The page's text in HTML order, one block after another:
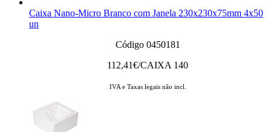
Caixa Nano-Micro Branco com Janela 230x230x75mm 4x50
un
Código 0450181
112,41€/CAIXA 140
IVA e Taxas legais não incl.